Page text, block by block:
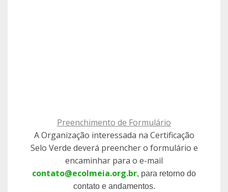
Preenchimento de Formulário
A Organização interessada na Certificação
Selo Verde deverá preencher o formulário e
encaminhar para o e-mail
contato@ecolmeia.org.br, para retorno do
contato e andamentos.